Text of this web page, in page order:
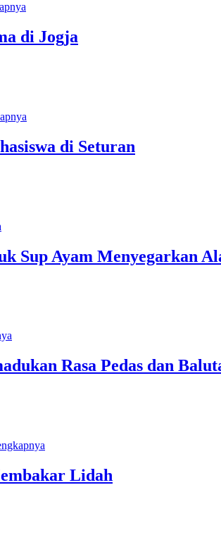
di Jogja
di Seturan
Sup Ayam Menyegarkan
Rasa Pedas dan
Lidah